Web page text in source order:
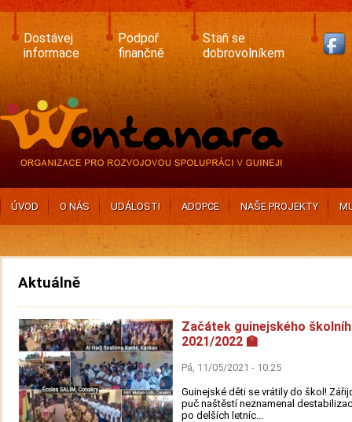
Skip
main
content
Dostávej
informace
Podpoř
finančně
Staň se
dobrovolníkem
ÚVOD O NÁS UDÁLOSTI ADOPCE NAŠE PROJEKTY
Aktuálně
Začátek guinejského
2021/2022 🏫
Pá, 11/05/2021 - 10:25
Guinejské děti se vrátily do škol!
puč naštěstí neznamenal
po delších letníc...